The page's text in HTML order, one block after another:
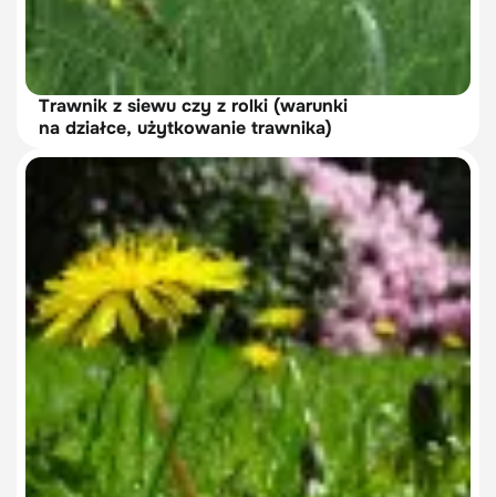
Trawnik z siewu czy z rolki (warunki
na działce, użytkowanie trawnika)